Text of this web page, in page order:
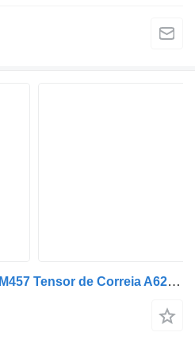
Mercedes-Benz O500 / OM457 Tensor de Correia A6295000668 zatezač remena za Mercedes-Benz kamiona